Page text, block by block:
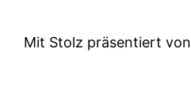
Mit Stolz präsentiert